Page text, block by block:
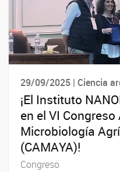
29/09/2025 | Ciencia
¡El Instituto
en el VI
Microbiología
(CAMAYA)!
Congreso